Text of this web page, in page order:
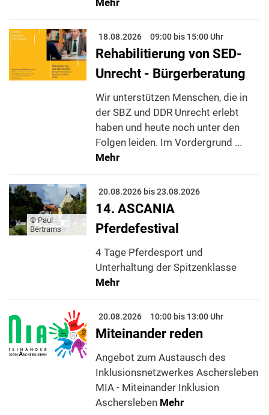
18.08.2026 09:00 bis 15:00 Uhr
Rehabilitierung von SED-
Unrecht - Bürgerberatung
Wir unterstützen Menschen, die in
der SBZ und DDR Unrecht erlebt
haben und heute noch unter den
Folgen leiden. Im Vordergrund ...
Mehr
© Paul
Bertrams
20.08.2026 bis 23.08.2026
14. ASCANIA
Pferdefestival
4 Tage Pferdesport und
Unterhaltung der Spitzenklasse
Mehr
20.08.2026 10:00 bis 13:00 Uhr
Miteinander reden
Angebot zum Austausch des
Inklusionsnetzwerkes Aschersleben
MIA - Miteinander Inklusion
Aschersleben Mehr